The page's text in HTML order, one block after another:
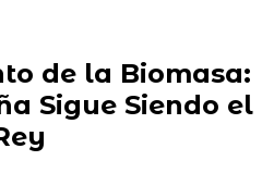
de la Biomasa:
Sigue Siendo el